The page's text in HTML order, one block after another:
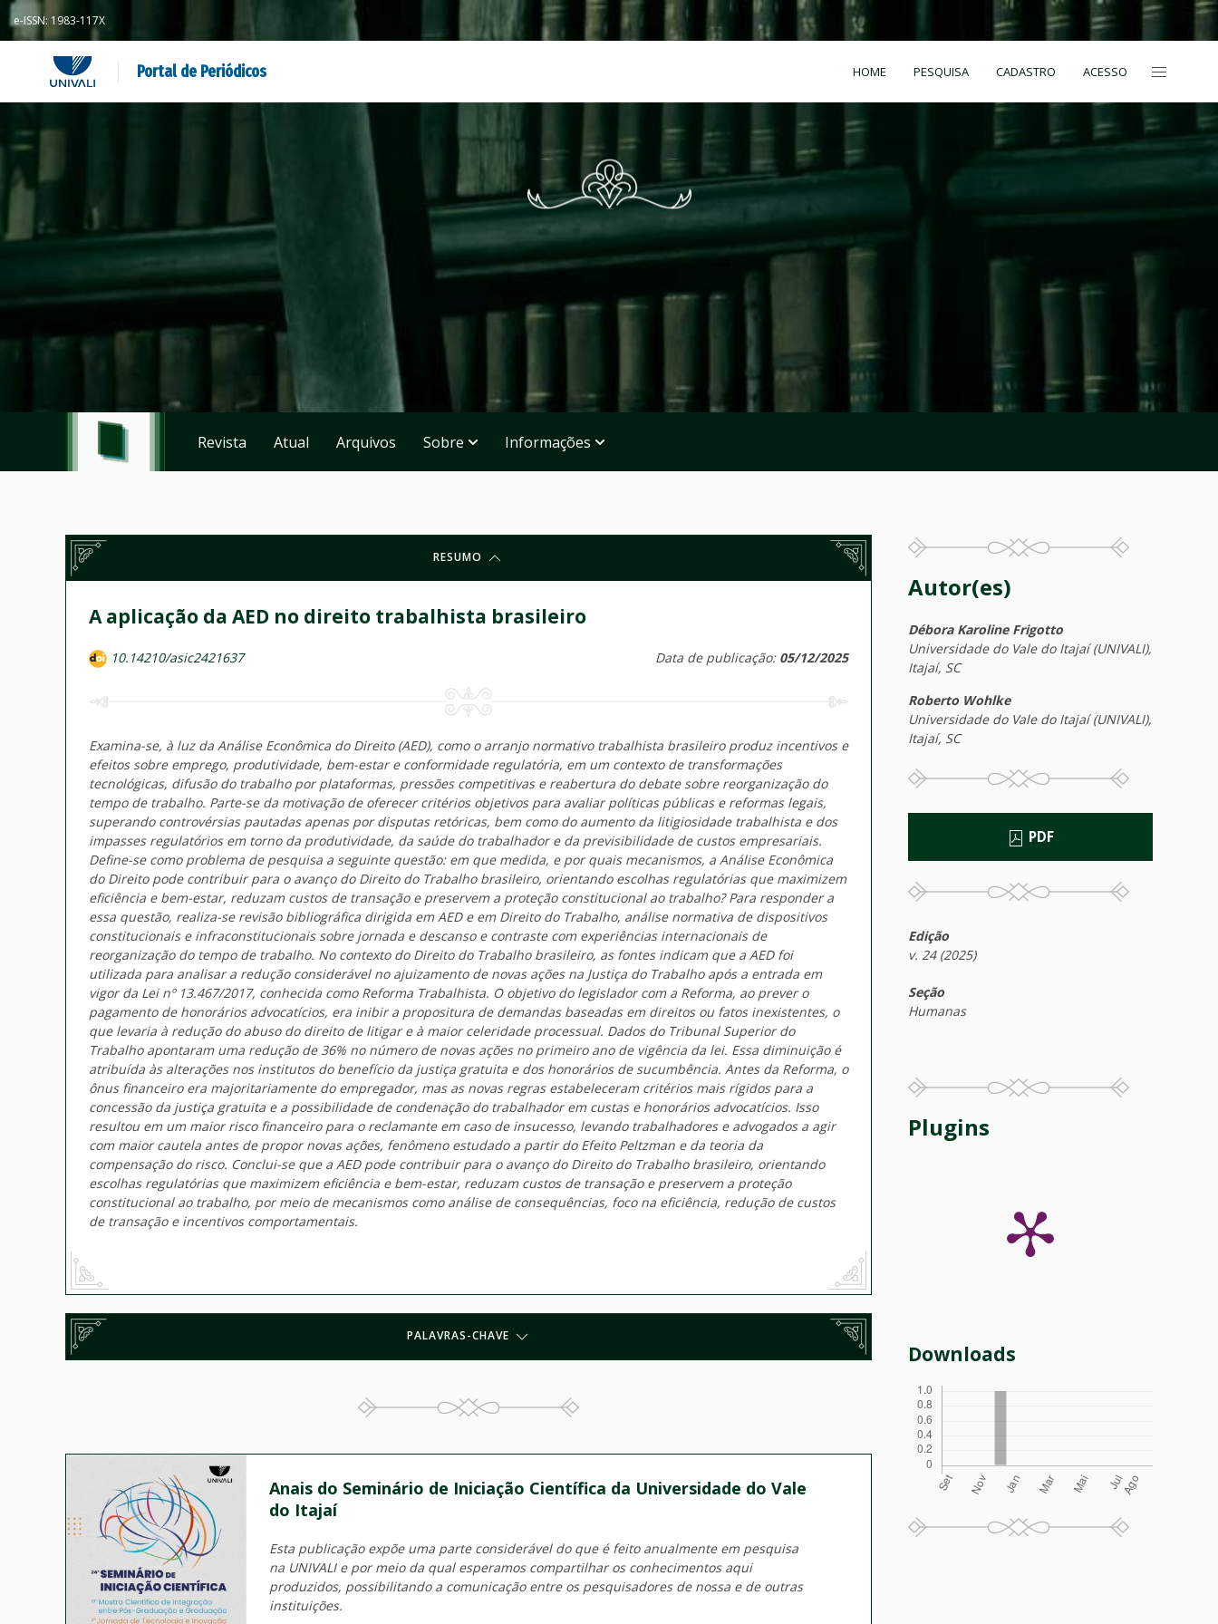
e-ISSN: 1983-117X
Portal de Periódicos HOME PESQUISA CADASTRO ACESSO
Revista Atual Arquivos Sobre Informações
RESUMO
A aplicação da AED no direito trabalhista brasileiro
10.14210/asic2421637 Data de publicação: 05/12/2025
Examina-se, à luz da Análise Econômica do Direito (AED), como o arranjo normativo trabalhista brasileiro produz incentivos e
efeitos sobre emprego, produtividade, bem-estar e conformidade regulatória, em um contexto de transformações
tecnológicas, difusão do trabalho por plataformas, pressões competitivas e reabertura do debate sobre reorganização do
tempo de trabalho. Parte-se da motivação de oferecer critérios objetivos para avaliar políticas públicas e reformas legais,
superando controvérsias pautadas apenas por disputas retóricas, bem como do aumento da litigiosidade trabalhista e dos
impasses regulatórios em torno da produtividade, da saúde do trabalhador e da previsibilidade de custos empresariais.
Define-se como problema de pesquisa a seguinte questão: em que medida, e por quais mecanismos, a Análise Econômica
do Direito pode contribuir para o avanço do Direito do Trabalho brasileiro, orientando escolhas regulatórias que maximizem
eficiência e bem-estar, reduzam custos de transação e preservem a proteção constitucional ao trabalho? Para responder a
essa questão, realiza-se revisão bibliográfica dirigida em AED e em Direito do Trabalho, análise normativa de dispositivos
constitucionais e infraconstitucionais sobre jornada e descanso e contraste com experiências internacionais de
reorganização do tempo de trabalho. No contexto do Direito do Trabalho brasileiro, as fontes indicam que a AED foi
utilizada para analisar a redução considerável no ajuizamento de novas ações na Justiça do Trabalho após a entrada em
vigor da Lei nº 13.467/2017, conhecida como Reforma Trabalhista. O objetivo do legislador com a Reforma, ao prever o
pagamento de honorários advocatícios, era inibir a propositura de demandas baseadas em direitos ou fatos inexistentes, o
que levaria à redução do abuso do direito de litigar e à maior celeridade processual. Dados do Tribunal Superior do
Trabalho apontaram uma redução de 36% no número de novas ações no primeiro ano de vigência da lei. Essa diminuição é
atribuída às alterações nos institutos do benefício da justiça gratuita e dos honorários de sucumbência. Antes da Reforma, o
ônus financeiro era majoritariamente do empregador, mas as novas regras estabeleceram critérios mais rígidos para a
concessão da justiça gratuita e a possibilidade de condenação do trabalhador em custas e honorários advocatícios. Isso
resultou em um maior risco financeiro para o reclamante em caso de insucesso, levando trabalhadores e advogados a agir
com maior cautela antes de propor novas ações, fenômeno estudado a partir do Efeito Peltzman e da teoria da
compensação do risco. Conclui-se que a AED pode contribuir para o avanço do Direito do Trabalho brasileiro, orientando
escolhas regulatórias que maximizem eficiência e bem-estar, reduzam custos de transação e preservem a proteção
constitucional ao trabalho, por meio de mecanismos como análise de consequências, foco na eficiência, redução de custos
de transação e incentivos comportamentais.
PALAVRAS-CHAVE
Anais do Seminário de Iniciação Científica da Universidade do Vale
do Itajaí
Esta publicação expõe uma parte considerável do que é feito anualmente em pesquisa
na UNIVALI e por meio da qual esperamos compartilhar os conhecimentos aqui
produzidos, possibilitando a comunicação entre os pesquisadores de nossa e de outras
instituições.
Autor(es)
Débora Karoline Frigotto
Universidade do Vale do Itajaí (UNIVALI),
Itajaí, SC
Roberto Wohlke
Universidade do Vale do Itajaí (UNIVALI),
Itajaí, SC
PDF
Edição
v. 24 (2025)
Seção
Humanas
Plugins
Downloads